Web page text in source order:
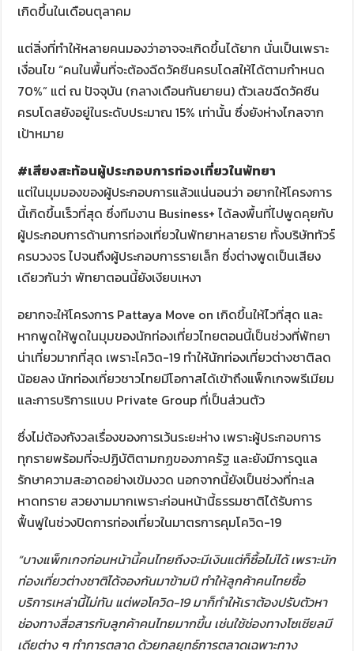
เกิดขึ้นในเดือนตุลาคม
แต่สิ่งที่ทำให้หลายคนมองว่าอาจจะเกิดขึ้นได้ยาก นั่นเป็นเพราะ
เงื่อนไข “คนในพื้นที่จะต้องฉีดวัคซีนครบโดสให้ได้ตามกำหนด
70%” แต่ ณ ปัจจุบัน (กลางเดือนกันยายน) ตัวเลขฉีดวัคซีน
ครบโดสยังอยู่ในระดับประมาณ 15% เท่านั้น ซึ่งยังห่างไกลจาก
เป้าหมาย
#เสียงสะท้อนผู้ประกอบการท่องเที่ยวในพัทยา
แต่ในมุมมองของผู้ประกอบการแล้วแน่นอนว่า อยากให้โครงการ
นี้เกิดขึ้นเร็วที่สุด ซึ่งทีมงาน Business+ ได้ลงพื้นที่ไปพูดคุยกับ
ผู้ประกอบการด้านการท่องเที่ยวในพัทยาหลายราย ทั้งบริษัททัวร์
ครบวงจร ไปจนถึงผู้ประกอบการรายเล็ก ซึ่งต่างพูดเป็นเสียง
เดียวกันว่า พัทยาตอนนี้ยังเงียบเหงา
อยากจะให้โครงการ Pattaya Move on เกิดขึ้นให้ไวที่สุด และ
หากพูดให้พูดในมุมของนักท่องเที่ยวไทยตอนนี้เป็นช่วงที่พัทยา
น่าเที่ยวมากที่สุด เพราะโควิด-19 ทำให้นักท่องเที่ยวต่างชาติลด
น้อยลง นักท่องเที่ยวชาวไทยมีโอกาสได้เข้าถึงแพ็กเกจพรีเมียม
และการบริการแบบ Private Group ที่เป็นส่วนตัว
ซึ่งไม่ต้องกังวลเรื่องของการเว้นระยะห่าง เพราะผู้ประกอบการ
ทุกรายพร้อมที่จะปฏิบัติตามกฏของภาครัฐ และยังมีการดูแล
รักษาความสะอาดอย่างเข้มงวด นอกจากนี้ยังเป็นช่วงที่ทะเล
หาดทราย สวยงามมากเพราะก่อนหน้านี้ธรรมชาติได้รับการ
ฟื้นฟูในช่วงปิดการท่องเที่ยวในมาตรการคุมโควิด-19
“บางแพ็กเกจก่อนหน้านี้คนไทยถึงจะมีเงินแต่ก็ซื้อไม่ได้ เพราะนัก
ท่องเที่ยวต่างชาติได้จองกันมาข้ามปี ทำให้ลูกค้าคนไทยซื้อ
บริการเหล่านี้ไม่ทัน แต่พอโควิด-19 มาก็ทำให้เราต้องปรับตัวหา
ช่องทางสื่อสารกับลูกค้าคนไทยมากขึ้น เช่นใช้ช่องทางโซเชียลมี
เดียต่าง ๆ ทำการตลาด ด้วยกลยุทธ์การตลาดเฉพาะทาง